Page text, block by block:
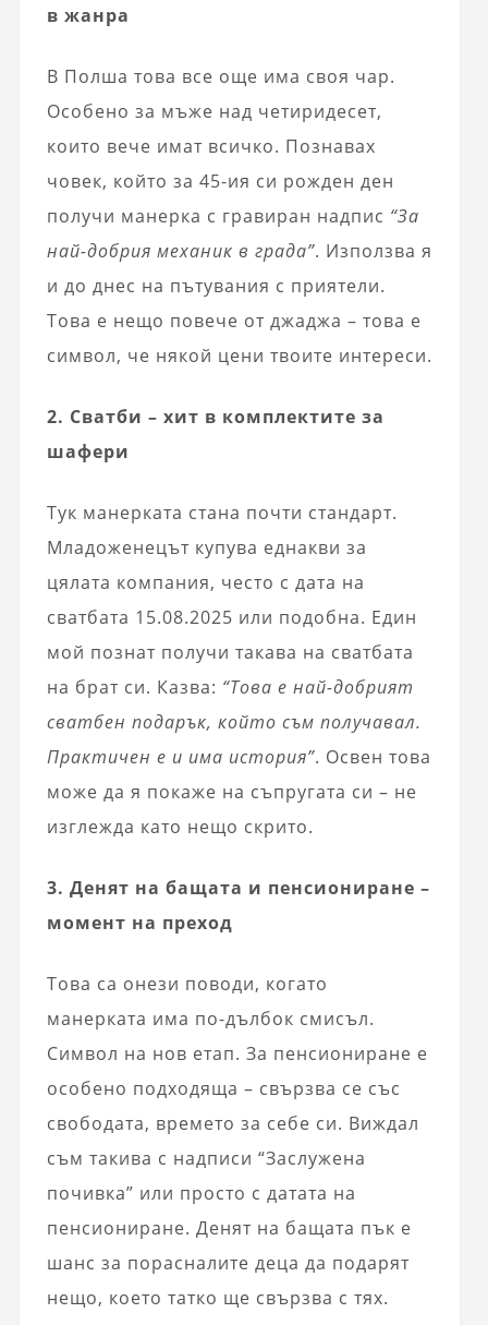
в жанра
В Полша това все още има своя чар.
Особено за мъже над четиридесет,
които вече имат всичко. Познавах
човек, който за 45-ия си рожден ден
получи манерка с гравиран надпис “За
най-добрия механик в града”. Използва я
и до днес на пътувания с приятели.
Това е нещо повече от джаджа – това е
символ, че някой цени твоите интереси.
2. Сватби – хит в комплектите за
шафери
Тук манерката стана почти стандарт.
Младоженецът купува еднакви за
цялата компания, често с дата на
сватбата 15.08.2025 или подобна. Един
мой познат получи такава на сватбата
на брат си. Казва: “Това е най-добрият
сватбен подарък, който съм получавал.
Практичен е и има история”. Освен това
може да я покаже на съпругата си – не
изглежда като нещо скрито.
3. Денят на бащата и пенсиониране –
момент на преход
Това са онези поводи, когато
манерката има по-дълбок смисъл.
Символ на нов етап. За пенсиониране е
особено подходяща – свързва се със
свободата, времето за себе си. Виждал
съм такива с надписи “Заслужена
почивка” или просто с датата на
пенсиониране. Денят на бащата пък е
шанс за порасналите деца да подарят
нещо, което татко ще свързва с тях.